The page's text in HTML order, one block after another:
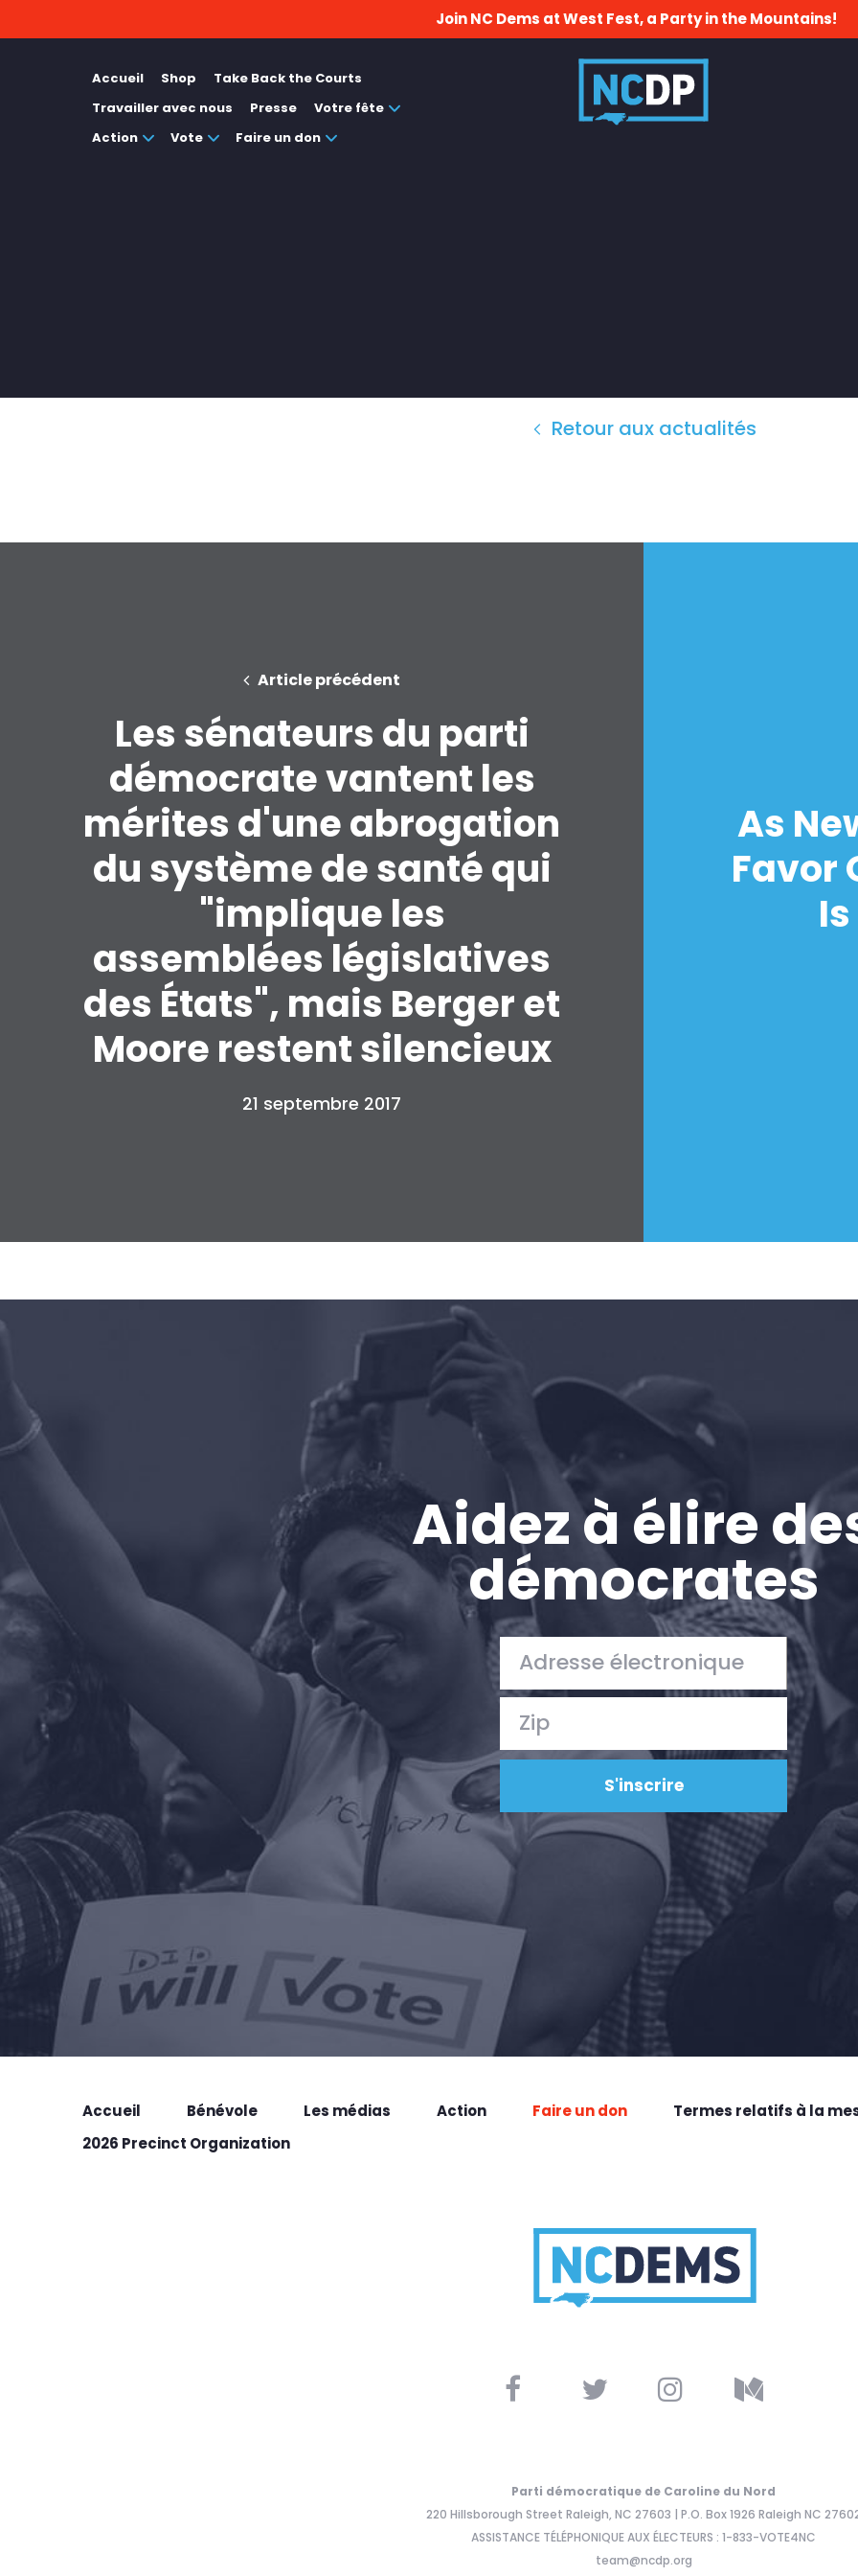
Shop
Take Back the Courts
Travailler avec nous
Action
Vote
Faire un don
Join NC Dems at West Fest, a Party in the Mountains!
Accueil Shop
Take Back the Courts
Travailler avec nous
Presse
Votre fête
Action
Vote Faire un don
Retour aux actualités
Article précédent
Les sénateurs du parti
démocrate vantent les
mérites d'une abrogation
du système de santé qui
"implique les
assemblées législatives
des États", mais Berger et
Moore restent silencieux
21 septembre 2017
As
Favor
Aidez à élire
démocrates
Accueil Bénévole Les médias Action Faire un don
Termes relatifs à la
2026 Precinct Organization
Parti démocratique de Caroline du Nord
220 Hillsborough Street Raleigh, NC 27603 | P.O. Box 1926 Raleigh NC
ASSISTANCE TÉLÉPHONIQUE AUX ÉLECTEURS : 1-833-VOTE4NC
team@ncdp.org